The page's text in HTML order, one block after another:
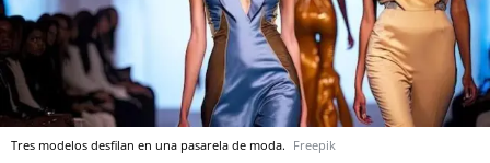
Tres modelos desfilan en una pasarela de moda. Freepik